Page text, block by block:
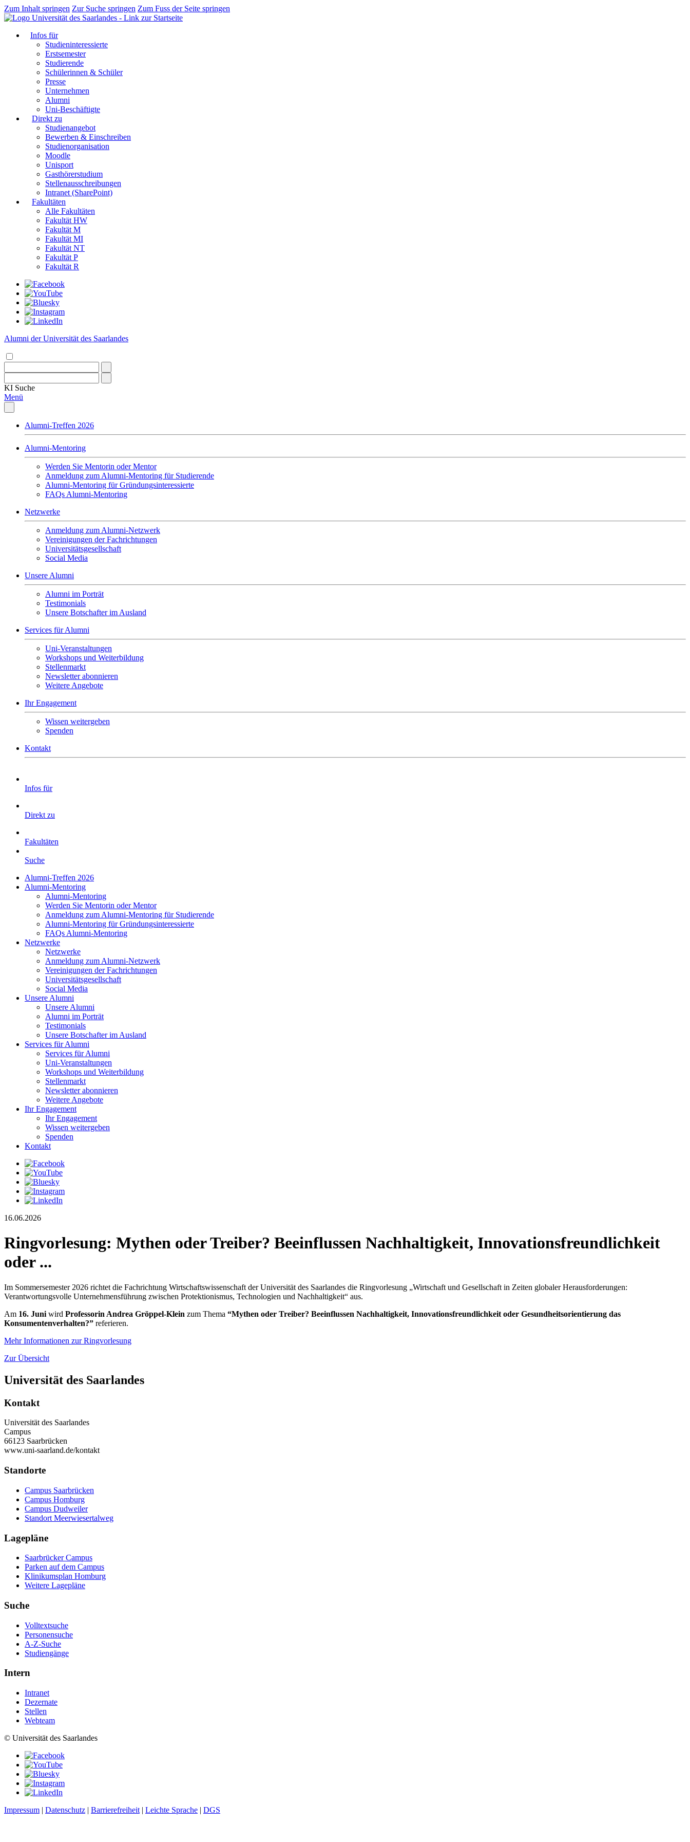
Zum Inhalt springen Zur Suche springen Zum Fuss der Seite springen
Infos für
Studieninteressierte
Erstsemester
Studierende
Schülerinnen & Schüler
Presse
Unternehmen
Alumni
Uni-Beschäftigte
Direkt zu
Studienangebot
Bewerben & Einschreiben
Studienorganisation
Moodle
Unisport
Gasthörerstudium
Stellenausschreibungen
Intranet (SharePoint)
Fakultäten
Alle Fakultäten
Fakultät HW
Fakultät M
Fakultät MI
Fakultät NT
Fakultät P
Fakultät R
Alumni der Universität des Saarlandes
KI Suche
Menü
Alumni-Treffen 2026
Alumni-Mentoring
Werden Sie Mentorin oder Mentor
Anmeldung zum Alumni-Mentoring für Studierende
Alumni-Mentoring für Gründungsinteressierte
FAQs Alumni-Mentoring
Netzwerke
Anmeldung zum Alumni-Netzwerk
Vereinigungen der Fachrichtungen
Universitätsgesellschaft
Social Media
Unsere Alumni
Alumni im Porträt
Testimonials
Unsere Botschafter im Ausland
Services für Alumni
Uni-Veranstaltungen
Workshops und Weiterbildung
Stellenmarkt
Newsletter abonnieren
Weitere Angebote
Ihr Engagement
Wissen weitergeben
Spenden
Kontakt
Infos für
Direkt zu
Fakultäten
Suche
Alumni-Treffen 2026
Alumni-Mentoring
Alumni-Mentoring
Werden Sie Mentorin oder Mentor
Anmeldung zum Alumni-Mentoring für Studierende
Alumni-Mentoring für Gründungsinteressierte
FAQs Alumni-Mentoring
Netzwerke
Netzwerke
Anmeldung zum Alumni-Netzwerk
Vereinigungen der Fachrichtungen
Universitätsgesellschaft
Social Media
Unsere Alumni
Unsere Alumni
Alumni im Porträt
Testimonials
Unsere Botschafter im Ausland
Services für Alumni
Services für Alumni
Uni-Veranstaltungen
Workshops und Weiterbildung
Stellenmarkt
Newsletter abonnieren
Weitere Angebote
Ihr Engagement
Ihr Engagement
Wissen weitergeben
Spenden
Kontakt
16.06.2026
Ringvorlesung: Mythen oder Treiber? Beeinflussen Nachhaltigkeit, Innovationsfreundlichkeit
oder ...
Im Sommersemester 2026 richtet die Fachrichtung Wirtschaftswissenschaft der Universität des Saarlandes die Ringvorlesung „Wirtschaft und Gesellschaft in Zeiten globaler Herausforderungen:
Verantwortungsvolle Unternehmensführung zwischen Protektionismus, Technologien und Nachhaltigkeit“ aus.
Am 16. Juni wird Professorin Andrea Gröppel-Klein zum Thema “Mythen oder Treiber? Beeinflussen Nachhaltigkeit, Innovationsfreundlichkeit oder Gesundheitsorientierung das
Konsumentenverhalten?” referieren.
Mehr Informationen zur Ringvorlesung
Zur Übersicht
Universität des Saarlandes
Kontakt
Universität des Saarlandes
Campus
66123 Saarbrücken
www.uni-saarland.de/kontakt
Standorte
Campus Saarbrücken
Campus Homburg
Campus Dudweiler
Standort Meerwiesertalweg
Lagepläne
Saarbrücker Campus
Parken auf dem Campus
Klinikumsplan Homburg
Weitere Lagepläne
Suche
Volltextsuche
Personensuche
A-Z-Suche
Studiengänge
Intern
Intranet
Dezernate
Stellen
Webteam
© Universität des Saarlandes
Impressum | Datenschutz | Barrierefreiheit | Leichte Sprache | DGS